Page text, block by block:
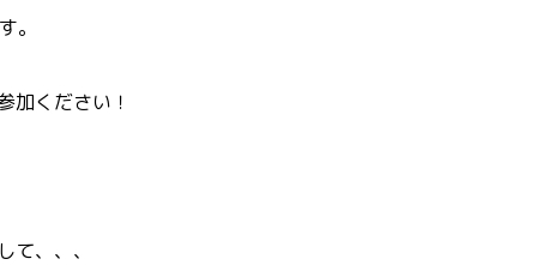
。
加ください！
、、、